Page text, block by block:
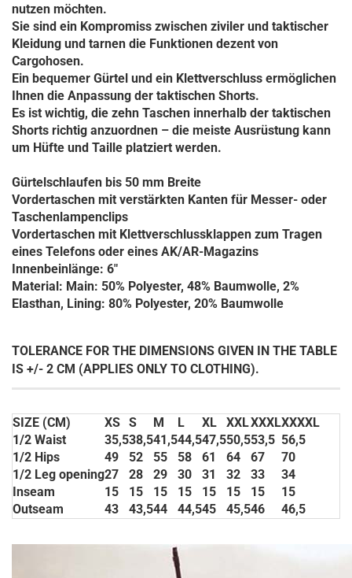
nutzen möchten.
Sie sind ein Kompromiss zwischen ziviler und taktischer
Kleidung und tarnen die Funktionen dezent von
Cargohosen.
Ein bequemer Gürtel und ein Klettverschluss ermöglichen
Ihnen die Anpassung der taktischen Shorts.
Es ist wichtig, die zehn Taschen innerhalb der taktischen
Shorts richtig anzuordnen – die meiste Ausrüstung kann
um Hüfte und Taille platziert werden.
Gürtelschlaufen bis 50 mm Breite
Vordertaschen mit verstärkten Kanten für Messer- oder
Taschenlampenclips
Vordertaschen mit Klettverschlussklappen zum Tragen
eines Telefons oder eines AK/AR-Magazins
Innenbeinlänge: 6"
Material: Main: 50% Polyester, 48% Baumwolle, 2%
Elasthan, Lining: 80% Polyester, 20% Baumwolle
TOLERANCE FOR THE DIMENSIONS GIVEN IN THE TABLE
IS +/- 2 CM (APPLIES ONLY TO CLOTHING).
SIZE (CM) XS S M L XL XXLXXXLXXXXL
1/2 Waist
35,538,541,544,547,550,553,5 56,5
1/2 Hips
49 52 55 58 61 64 67
70
1/2 Leg opening27 28 29 30 31 32 33
34
Inseam
15 15 15 15 15 15 15
15
Outseam
43 43,544 44,545 45,546 46,5